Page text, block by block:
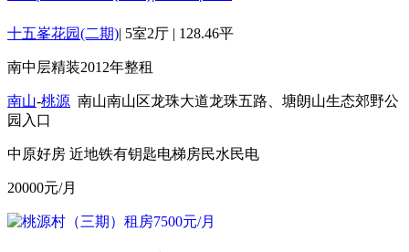
十五峯花园(二期)| 5室2厅 | 128.46平
南中层精装2012年整租
南山-桃源 南山南山区龙珠大道龙珠五路、塘朗山生态郊野公
园入口
中原好房 近地铁有钥匙电梯房民水民电
20000元/月